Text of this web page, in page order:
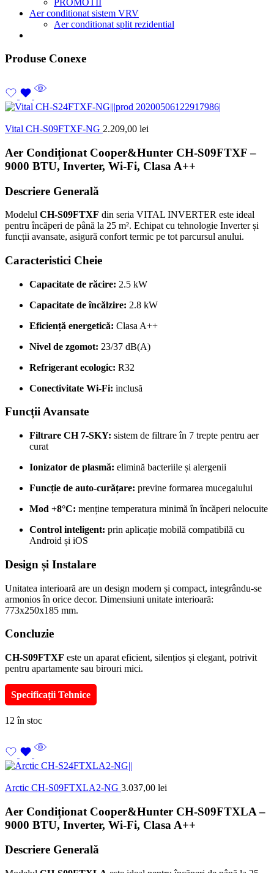
Aer conditionat sistem VRV
Aer conditionat split rezidential
Produse Conexe
Vital CH-S09FTXF-NG 2.209,00 lei
Aer Condiționat Cooper&Hunter CH-S09FTXF –
9000 BTU, Inverter, Wi-Fi, Clasa A++
Descriere Generală
Modelul CH-S09FTXF din seria VITAL INVERTER este ideal
pentru încăperi de până la 25 m². Echipat cu tehnologie Inverter și
funcții avansate, asigură confort termic pe tot parcursul anului.
Caracteristici Cheie
Capacitate de răcire: 2.5 kW
Capacitate de încălzire: 2.8 kW
Eficiență energetică: Clasa A++
Nivel de zgomot: 23/37 dB(A)
Refrigerant ecologic: R32
Conectivitate Wi-Fi: inclusă
Funcții Avansate
Filtrare CH 7-SKY: sistem de filtrare în 7 trepte pentru aer
curat
Ionizator de plasmă: elimină bacteriile și alergenii
Funcție de auto-curățare: previne formarea mucegaiului
Mod +8°C: menține temperatura minimă în încăperi nelocuite
Control inteligent: prin aplicație mobilă compatibilă cu
Android și iOS
Design și Instalare
Unitatea interioară are un design modern și compact, integrându-se
armonios în orice decor. Dimensiuni unitate interioară:
773x250x185 mm.
Concluzie
CH-S09FTXF este un aparat eficient, silențios și elegant, potrivit
pentru apartamente sau birouri mici.
Specificații Tehnice
12 în stoc
Arctic CH-S09FTXLA2-NG 3.037,00 lei
Aer Condiționat Cooper&Hunter CH-S09FTXLA –
9000 BTU, Inverter, Wi-Fi, Clasa A++
Descriere Generală